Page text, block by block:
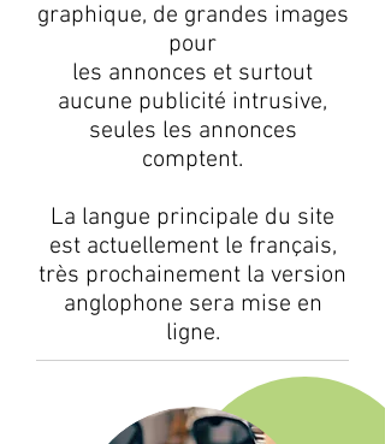
graphique, de grandes images
pour
les annonces et surtout
aucune publicité intrusive,
seules les annonces
comptent.
La langue principale du site
est actuellement le français,
très prochainement la version
anglophone sera mise en
ligne.